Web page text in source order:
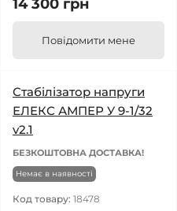
14 300 грн
Повідомити мене
Стабілізатор напруги
ЕЛЕКС АМПЕР У 9-1/32
v2.1
БЕЗКОШТОВНА ДОСТАВКА!
Немає в наявності
Код товару: 18478